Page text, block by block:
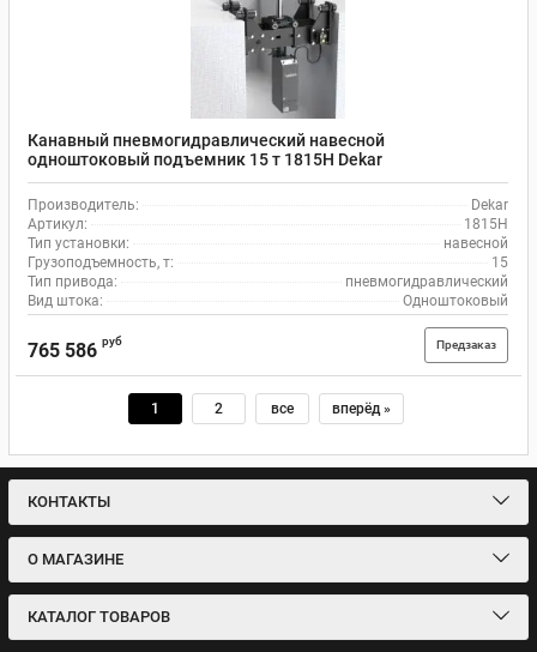
Канавный пневмогидравлический навесной
одноштоковый подъемник 15 т 1815H Dekar
Производитель:
Dekar
Артикул:
1815H
Тип установки:
навесной
Грузоподъемность, т:
15
Тип привода:
пневмогидравлический
Вид штока:
Одноштоковый
765 586 руб Предзаказ
1 2 все вперёд »
КОНТАКТЫ
О МАГАЗИНЕ
КАТАЛОГ ТОВАРОВ